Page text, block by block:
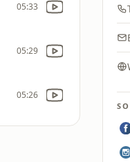
05:33
05:29
05:26